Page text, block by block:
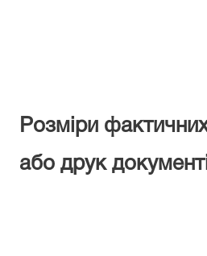
Розміри
або друк